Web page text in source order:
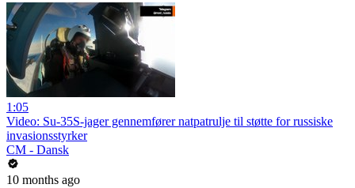
1:05
Video: Su-35S-jager gennemfører natpatrulje til støtte for russiske
invasionsstyrker
CM - Dansk
10 months ago